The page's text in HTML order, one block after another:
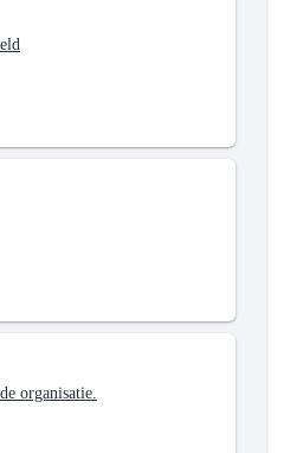
organisatie.